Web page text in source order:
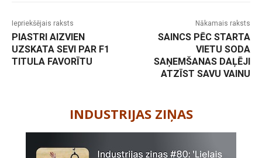
Iepriekšējais raksts
PIASTRI AIZVIEN
UZSKATA SEVI PAR F1
TITULA FAVORĪTU
Nākamais raksts
SAINCS PĒC STARTA
VIETU SODA
SAŅEMŠANAS DAĻĒJI
ATZĪST SAVU VAINU
INDUSTRIJAS ZIŅAS